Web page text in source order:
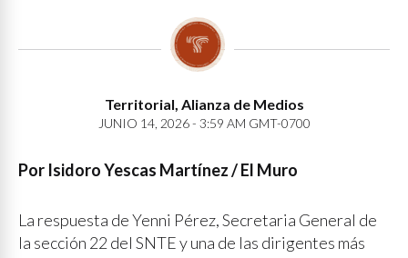
Territorial, Alianza de Medios
JUNIO 14, 2026 - 3:59 AM GMT-0700
Por Isidoro Yescas Martínez / El Muro
La respuesta de Yenni Pérez, Secretaria General de
la sección 22 del SNTE y una de las dirigentes más